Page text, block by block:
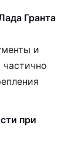
Гранта
и
при